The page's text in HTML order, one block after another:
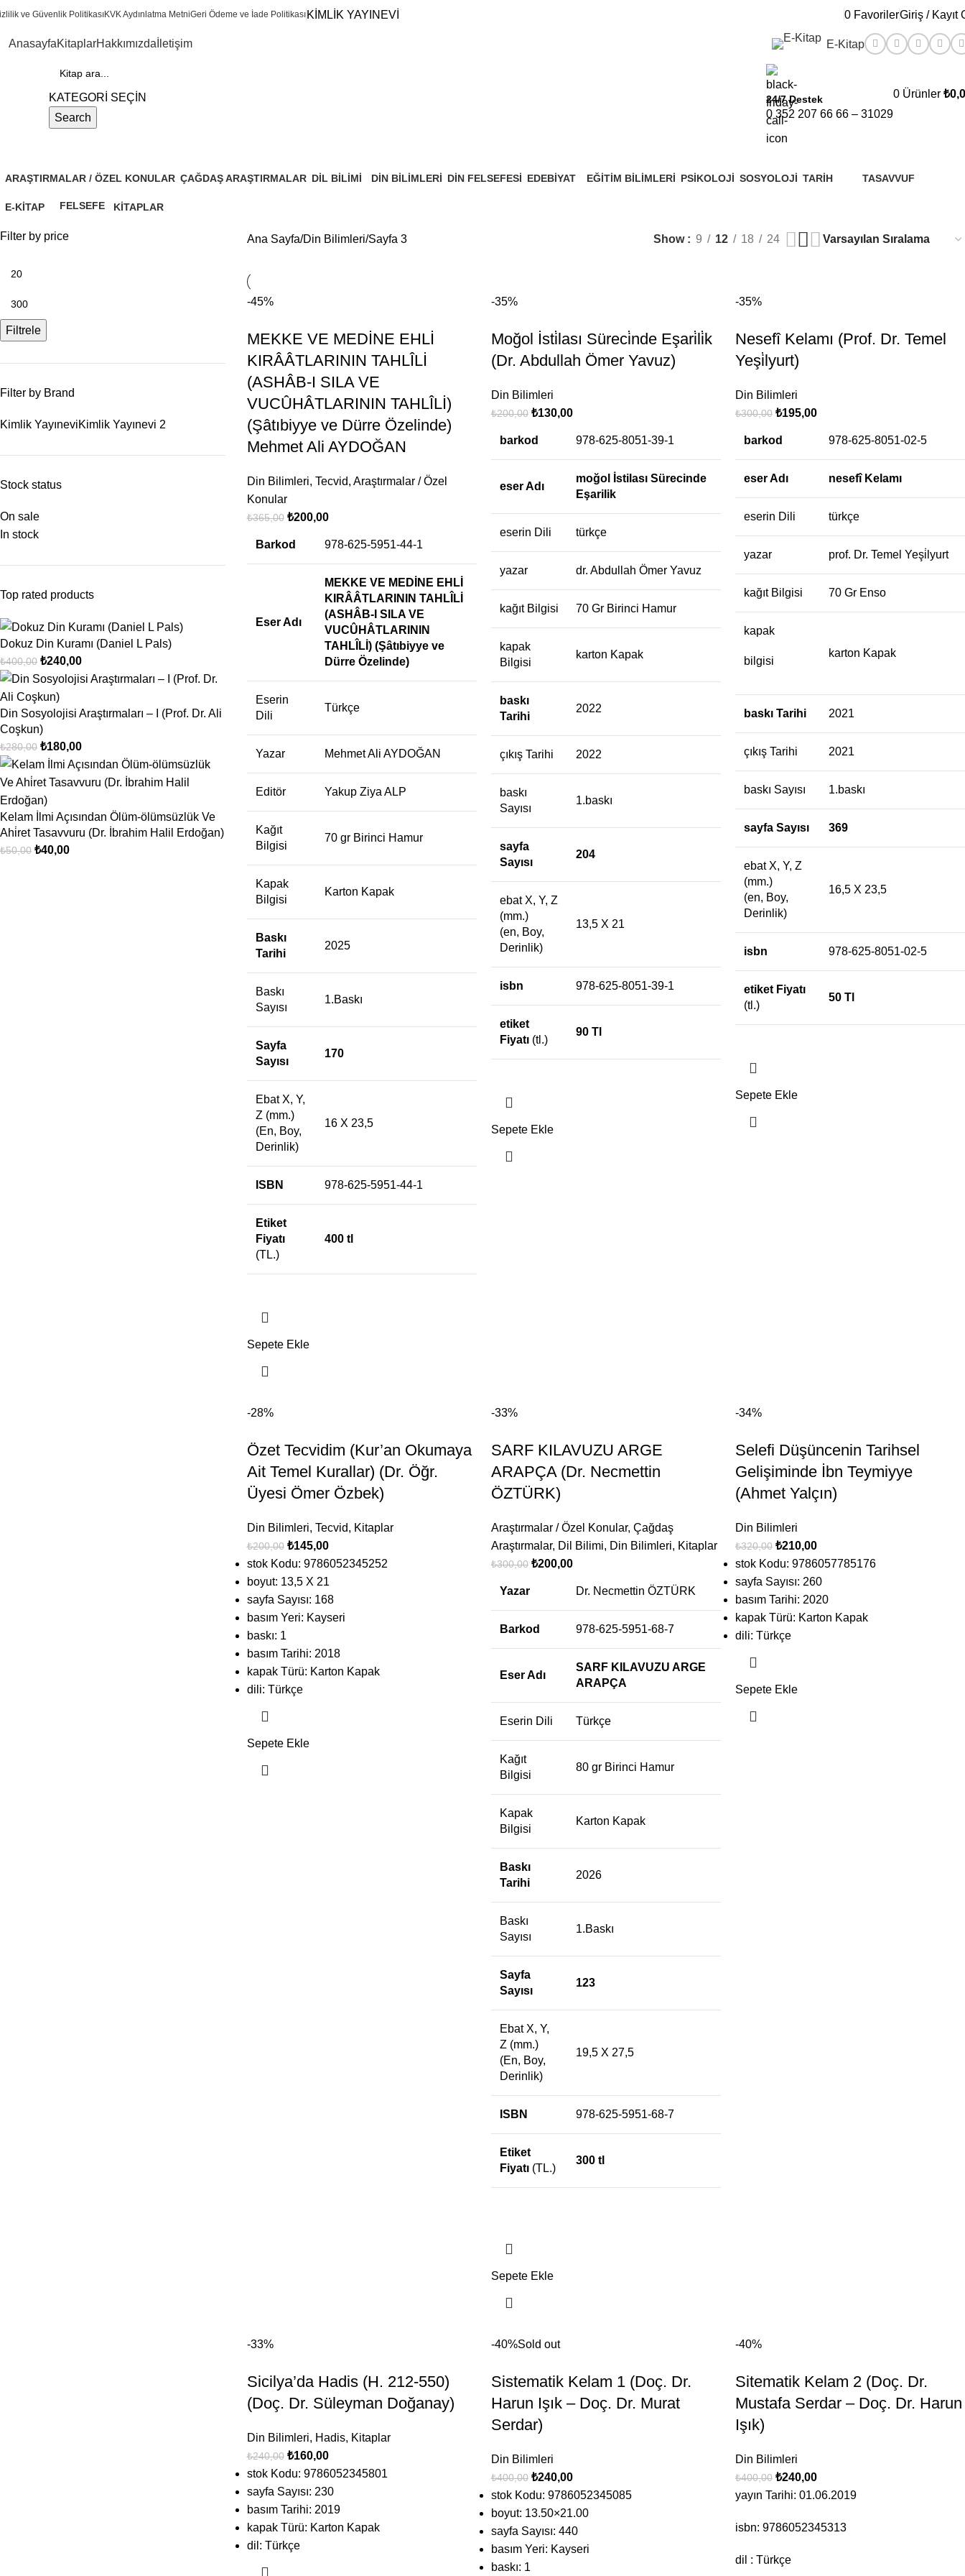
ve Güvenlik PolitikasıKVK Aydınlatma MetniGeri Ödeme ve İade Politikası KİMLİK YAYINEVİ 0 FavorilerGiriş / Kayıt
AnasayfaKitaplarHakkımızda İletişim E-Kitap
KATEGORİ SEÇİN
Search
24/7 Destek
0 352 207 66 66 – 31029
0 Ürünler ₺
ARAŞTIRMALAR / ÖZEL KONULAR ÇAĞDAŞ ARAŞTIRMALAR DIL BILIMI
DIN BILIMLERI DIN FELSEFESI EDEBIYAT
EĞITIM BILIMLERI PSIKOLOJI SOSYOLOJI TARIH
TASAVVUF
E-KITAP
FELSEFE
KITAPLAR
Filter by price
Filtrele
Filter by Brand
Kimlik YayıneviKimlik Yayınevi 2
Stock status
On sale
In stock
Top rated products
Dokuz Din Kuramı (Daniel L Pals)
₺400,00 ₺240,00
Din Sosyolojisi Araştırmaları – I (Prof. Dr. Ali
Coşkun)
₺280,00 ₺180,00
Kelam İlmi Açısından Ölüm-ölümsüzlük Ve
Ahi̇ret Tasavvuru (Dr. İbrahim Halil Erdoğan)
₺50,00 ₺40,00
Ana Sayfa Din Bilimleri Sayfa 3 Show 9 12 18 24
-45%
MEKKE VE MEDİNE EHLİ
KIRÂÂTLARININ TAHLÎLİ
(ASHÂB-I SILA VE
VUCÛHÂTLARININ TAHLÎLİ)
(Şâtıbiyye ve Dürre Özelinde)
Mehmet Ali AYDOĞAN
Din Bilimleri, Tecvid, Araştırmalar / Özel
Konular
₺365,00 ₺200,00
Barkod 978-625-5951-44-1
Eser Adı
MEKKE VE MEDİNE EHLİ
KIRÂÂTLARININ TAHLÎLİ
(ASHÂB-I SILA VE
VUCÛHÂTLARININ
TAHLÎLİ) (Şâtıbiyye ve
Dürre Özelinde)
Eserin
Dili
Türkçe
Yazar Mehmet Ali AYDOĞAN
Editör Yakup Ziya ALP
Kağıt
Bilgisi
70 gr Birinci Hamur
Kapak
Bilgisi
Karton Kapak
Baskı
Tarihi
2025
Baskı
Sayısı
1.Baskı
Sayfa
Sayısı
170
Ebat X, Y,
Z (mm.)
(En, Boy,
Derinlik)
16 X 23,5
ISBN 978-625-5951-44-1
Etiket
Fiyatı
(TL.)
400 tl
Sepete Ekle
-35%
Moğol İsti̇lası Süreci̇nde Eşari̇li̇k
(Dr. Abdullah Ömer Yavuz)
Din Bilimleri
₺200,00 ₺130,00
barkod 978-625-8051-39-1
eser Adı
moğol İstilası Sürecinde
Eşarilik
eserin Dili türkçe
yazar dr. Abdullah Ömer Yavuz
kağıt Bilgisi 70 Gr Birinci Hamur
kapak
Bilgisi
karton Kapak
baskı
Tarihi
2022
çıkış Tarihi 2022
baskı
Sayısı
1.baskı
sayfa
Sayısı
204
ebat X, Y, Z
(mm.)
(en, Boy,
Derinlik)
13,5 X 21
isbn 978-625-8051-39-1
etiket
Fiyatı (tl.)
90 Tl
Sepete Ekle
-35%
Nesefî Kelamı (Prof. Dr. Temel
Yeşi̇lyurt)
Din Bilimleri
₺300,00 ₺195,00
barkod 978-625-8051-02-5
eser Adı nesefî Kelamı
eserin Dili türkçe
yazar prof. Dr. Temel Yeşi̇lyurt
kağıt Bilgisi 70 Gr Enso
kapak
bilgisi
karton Kapak
baskı Tarihi 2021
çıkış Tarihi 2021
baskı Sayısı 1.baskı
sayfa Sayısı 369
ebat X, Y, Z
(mm.)
(en, Boy,
Derinlik)
16,5 X 23,5
isbn 978-625-8051-02-5
etiket Fiyatı
(tl.)
50 Tl
Sepete Ekle
-28%
Özet Tecvidim (Kur’an Okumaya
Ait Temel Kurallar) (Dr. Öğr.
Üyesi Ömer Özbek)
Din Bilimleri, Tecvid, Kitaplar
₺200,00 ₺145,00
stok Kodu: 9786052345252
boyut: 13,5 X 21
sayfa Sayısı: 168
basım Yeri: Kayseri
baskı: 1
basım Tarihi: 2018
kapak Türü: Karton Kapak
dili: Türkçe
Sepete Ekle
-33%
SARF KILAVUZU ARGE
ARAPÇA (Dr. Necmettin
ÖZTÜRK)
Araştırmalar / Özel Konular, Çağdaş
Araştırmalar, Dil Bilimi, Din Bilimleri, Kitaplar
₺300,00 ₺200,00
Yazar Dr. Necmettin ÖZTÜRK
Barkod 978-625-5951-68-7
Eser Adı
SARF KILAVUZU ARGE
ARAPÇA
Eserin Dili Türkçe
Kağıt
Bilgisi
80 gr Birinci Hamur
Kapak
Bilgisi
Karton Kapak
Baskı
Tarihi
2026
Baskı
Sayısı
1.Baskı
Sayfa
Sayısı
123
Ebat X, Y,
Z (mm.)
(En, Boy,
Derinlik)
19,5 X 27,5
ISBN 978-625-5951-68-7
Etiket
Fiyatı (TL.)
300 tl
Sepete Ekle
-34%
Selefi Düşüncenin Tarihsel
Gelişiminde İbn Teymiyye
(Ahmet Yalçın)
Din Bilimleri
₺320,00 ₺210,00
stok Kodu: 9786057785176
sayfa Sayısı: 260
basım Tarihi: 2020
kapak Türü: Karton Kapak
dili: Türkçe
Sepete Ekle
-33%
Sicilya’da Hadis (H. 212-550)
(Doç. Dr. Süleyman Doğanay)
Din Bilimleri, Hadis, Kitaplar
₺240,00 ₺160,00
stok Kodu: 9786052345801
sayfa Sayısı: 230
basım Tarihi: 2019
kapak Türü: Karton Kapak
dil: Türkçe
-40%Sold out
Sistematik Kelam 1 (Doç. Dr.
Harun Işık – Doç. Dr. Murat
Serdar)
Din Bilimleri
₺400,00 ₺240,00
stok Kodu: 9786052345085
boyut: 13.50×21.00
sayfa Sayısı: 440
basım Yeri: Kayseri
baskı: 1
-40%
Sitematik Kelam 2 (Doç. Dr.
Mustafa Serdar – Doç. Dr. Harun
Işık)
Din Bilimleri
₺400,00 ₺240,00
yayın Tarihi: 01.06.2019
isbn: 9786052345313
dil : Türkçe